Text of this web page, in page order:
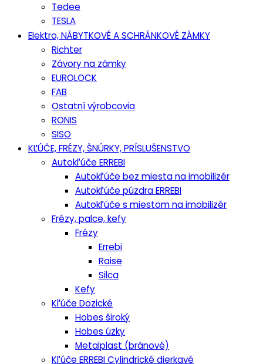
Tedee
TESLA
Elektro, NÁBYTKOVÉ A SCHRÁNKOVÉ ZÁMKY
Richter
Závory na zámky
EUROLOCK
FAB
Ostatní výrobcovia
RONIS
SISO
KĽÚČE, FRÉZY, ŠNÚRKY, PRÍSLUŠENSTVO
Autokľúče ERREBI
Autokľúče bez miesta na imobilizér
Autokľúče púzdra ERREBI
Autokľúče s miestom na imobilizér
Frézy, palce, kefy
Frézy
Errebi
Raise
Silca
Kefy
Kľúče Dozické
Hobes široký
Hobes úzky
Metalplast (bránové)
Kľúče ERREBI Cylindrické dierkavé